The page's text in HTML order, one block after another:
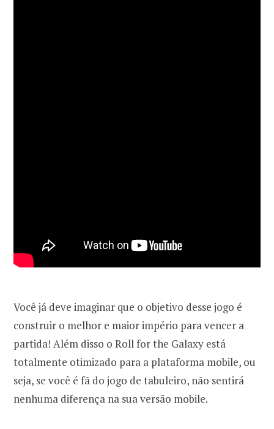
Você já deve imaginar que o objetivo desse jogo é
construir o melhor e maior império para vencer a
partida! Além disso o Roll for the Galaxy está
totalmente otimizado para a plataforma mobile, ou
seja, se você é fã do jogo de tabuleiro, não sentirá
nenhuma diferença na sua versão mobile.